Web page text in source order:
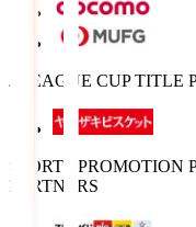
J.LEAGUE CUP TITLE
SPORTS
PARTNERS